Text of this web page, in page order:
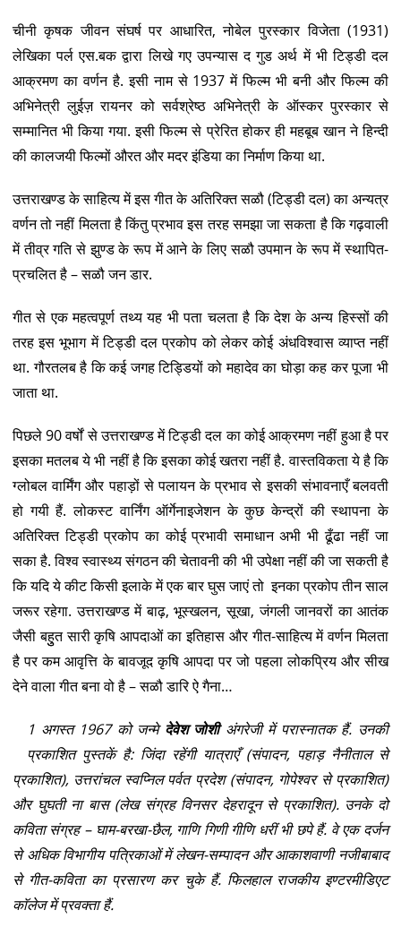
चीनी कृषक जीवन संघर्ष पर आधारित, नोबेल पुरस्कार विजेता (1931)
लेखिका पर्ल एस.बक द्वारा लिखे गए उपन्यास द गुड अर्थ में भी टिड्डी दल
आक्रमण का वर्णन है. इसी नाम से 1937 में फिल्म भी बनी और फिल्म की
अभिनेत्री लुईज़ रायनर को सर्वश्रेष्ठ अभिनेत्री के ऑस्कर पुरस्कार से
सम्मानित भी किया गया. इसी फिल्म से प्रेरित होकर ही महबूब खान ने हिन्दी
की कालजयी फिल्मों औरत और मदर इंडिया का निर्माण किया था.
उत्तराखण्ड के साहित्य में इस गीत के अतिरिक्त सळौ (टिड्डी दल) का अन्यत्र
वर्णन तो नहीं मिलता है किंतु प्रभाव इस तरह समझा जा सकता है कि गढ़वाली
में तीव्र गति से झुण्ड के रूप में आने के लिए सळौ उपमान के रूप में स्थापित-
प्रचलित है – सळौ जन डार.
गीत से एक महत्वपूर्ण तथ्य यह भी पता चलता है कि देश के अन्य हिस्सों की
तरह इस भूभाग में टिड्डी दल प्रकोप को लेकर कोई अंधविश्वास व्याप्त नहीं
था. गौरतलब है कि कई जगह टिड्डियों को महादेव का घोड़ा कह कर पूजा भी
जाता था.
पिछले 90 वर्षों से उत्तराखण्ड में टिड्डी दल का कोई आक्रमण नहीं हुआ है पर
इसका मतलब ये भी नहीं है कि इसका कोई खतरा नहीं है. वास्तविकता ये है कि
ग्लोबल वार्मिंग और पहाड़ों से पलायन के प्रभाव से इसकी संभावनाएँ बलवती
हो गयी हैं. लोकस्ट वार्निंग ऑर्गेनाइजेशन के कुछ केन्द्रों की स्थापना के
अतिरिक्त टिड्डी प्रकोप का कोई प्रभावी समाधान अभी भी ढूँढा नहीं जा
सका है. विश्व स्वास्थ्य संगठन की चेतावनी की भी उपेक्षा नहीं की जा सकती है
कि यदि ये कीट किसी इलाके में एक बार घुस जाएं तो इनका प्रकोप तीन साल
जरूर रहेगा. उत्तराखण्ड में बाढ़, भूस्खलन, सूखा, जंगली जानवरों का आतंक
जैसी बहुुत सारी कृषि आपदाओं का इतिहास और गीत-साहित्य में वर्णन मिलता
है पर कम आवृत्ति के बावजूद कृषि आपदा पर जो पहला लोकप्रिय और सीख
देने वाला गीत बना वो है – सळौ डारि ऐ गैना…
1 अगस्त 1967 को जन्मे देवेश जोशी अंगरेजी में परास्नातक हैं. उनकी
प्रकाशित पुस्तकें है: जिंदा रहेंगी यात्राएँ (संपादन, पहाड़ नैनीताल से
प्रकाशित), उत्तरांचल स्वप्निल पर्वत प्रदेश (संपादन, गोपेश्वर से प्रकाशित)
और घुघती ना बास (लेख संग्रह विनसर देहरादून से प्रकाशित). उनके दो
कविता संग्रह – घाम-बरखा-छैल, गाणि गिणी गीणि धरीं भी छपे हैं. वे एक दर्जन
से अधिक विभागीय पत्रिकाओं में लेखन-सम्पादन और आकाशवाणी नजीबाबाद
से गीत-कविता का प्रसारण कर चुके हैं. फिलहाल राजकीय इण्टरमीडिएट
काॅलेज में प्रवक्ता हैं.